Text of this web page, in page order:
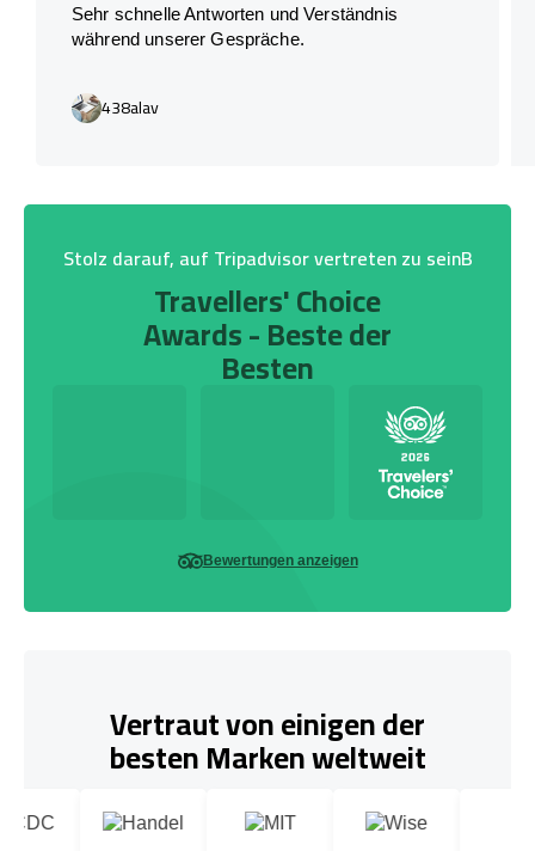
Sehr schnelle Antworten und Verständnis
während unserer Gespräche.
438alav
Stolz darauf, auf Tripadvisor vertreten zu seinB
Travellers' Choice
Awards - Beste der
Besten
Bewertungen anzeigen
Vertraut von einigen der
besten Marken weltweit